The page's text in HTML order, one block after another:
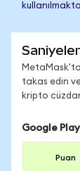
MetaMask'ta
takas edin
kripto
Google Play
Puan